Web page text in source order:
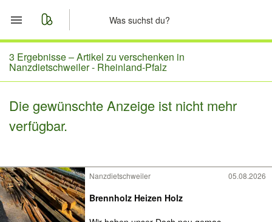
Start
Merkliste
Nachrichten
3 Ergebnisse –Artikel zu verschenken in
Nanzdietschweiler - Rheinland-Pfalz
Die gewünschte Anzeige ist nicht mehr
verfügbar.
Nanzdietschweiler 05.08.2026
Brennholz Heizen Holz